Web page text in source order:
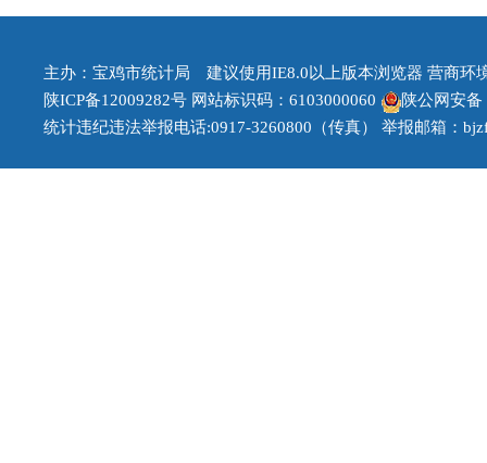
主办：宝鸡市统计局 建议使用IE8.0以上版本浏览器 营商环
陕ICP备12009282号 网站标识码：6103000060
陕公网安备
统计违纪违法举报电话:0917-3260800（传真） 举报邮箱：